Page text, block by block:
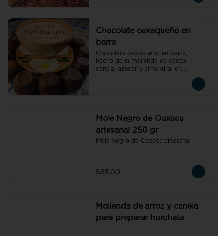
Chocolate oaxaqueño en
barra
Chocolate oaxaqueño en barra,
hecho de la molienda de cacao,
canela, azucar y almendra, en
Mole Negro de Oaxaca
artesanal 250 gr
Mole Negro de Oaxaca artesanal
$65.00
Molienda de arroz y canela
para preparar horchata